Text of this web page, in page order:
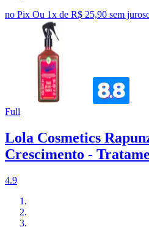
no Pix Ou 1x de R$ 25,90 sem juros
Full
Lola Cosmetics
Crescimento -
4.9